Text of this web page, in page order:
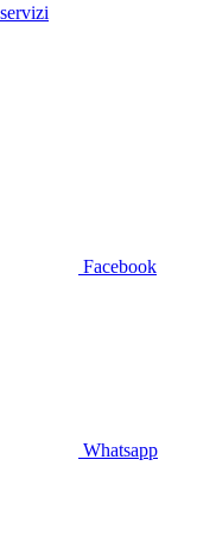
Facebook
Whatsapp